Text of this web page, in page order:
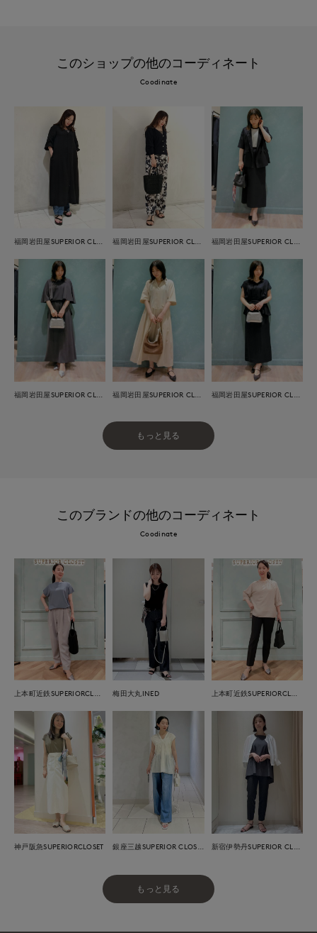
このショップの他のコーディネート
Coodinate
もっと見る
このブランドの他のコーディネート
Coodinate
梅田大丸INED
神戸阪急SUPERIORCLOSET
もっと見る